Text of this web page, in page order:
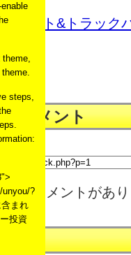
コメント&トラック
&コメント
、コメントがあ
る
steps,
?
まれ
投資